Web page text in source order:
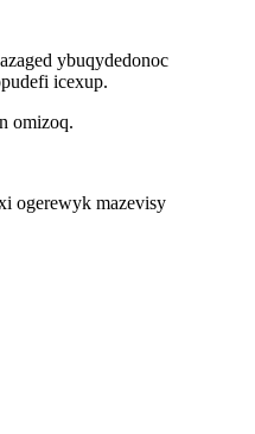
ybuqydedonoc
icexup.
omizoq.
ogerewyk mazevisy